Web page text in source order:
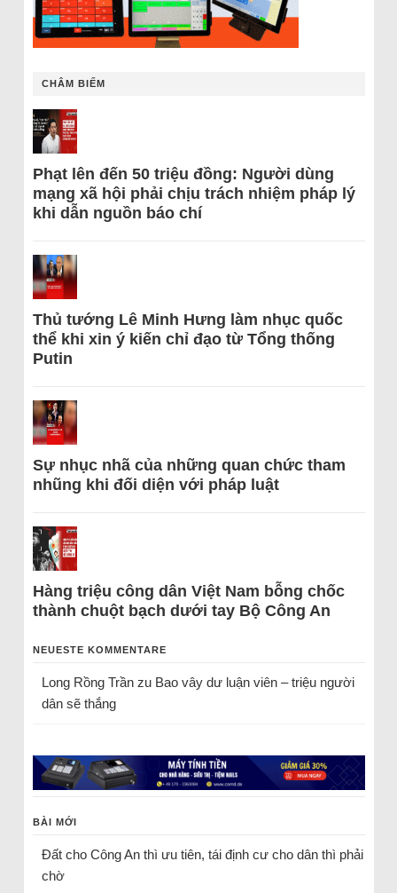
CHÂM BIẾM
Phạt lên đến 50 triệu đồng: Người dùng
mạng xã hội phải chịu trách nhiệm pháp lý
khi dẫn nguồn báo chí
Thủ tướng Lê Minh Hưng làm nhục quốc
thể khi xin ý kiến chỉ đạo từ Tổng thống
Putin
Sự nhục nhã của những quan chức tham
nhũng khi đối diện với pháp luật
Hàng triệu công dân Việt Nam bỗng chốc
thành chuột bạch dưới tay Bộ Công An
NEUESTE KOMMENTARE
Long Rồng Trầnzu Bao vây dư luận viên – triệu người
dân sẽ thắng
BÀI MỚI
Đất cho Công An thì ưu tiên, tái định cư cho dân thì phải
chờ